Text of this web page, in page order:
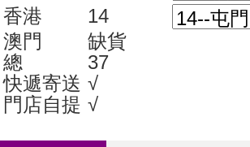
香港
14
澳門
缺貨
總
37
快遞寄送 √
門店自提 √